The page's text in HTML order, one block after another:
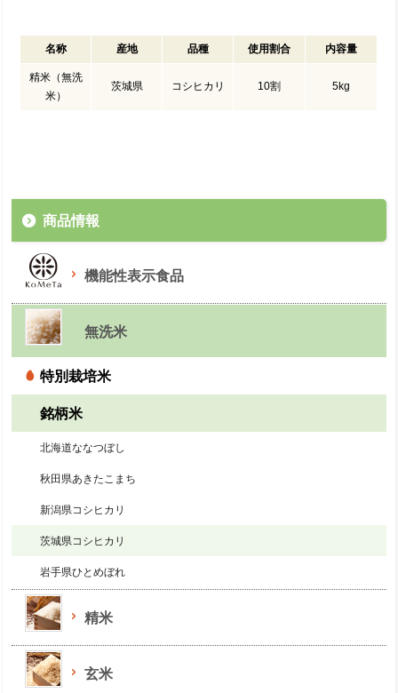
名称 産地 品種 使用割合 内容量
精米（無洗
米）
茨城県 コシヒカリ 10割 5kg
商品情報
機能性表示食品
無洗米
特別栽培米
銘柄米
北海道ななつぼし
秋田県あきたこまち
新潟県コシヒカリ
茨城県コシヒカリ
岩手県ひとめぼれ
精米
玄米